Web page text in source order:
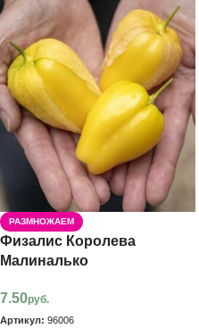
РАЗМНОЖАЕМ
Физалис Королева
Малиналько
7.50руб.
Артикул: 96006